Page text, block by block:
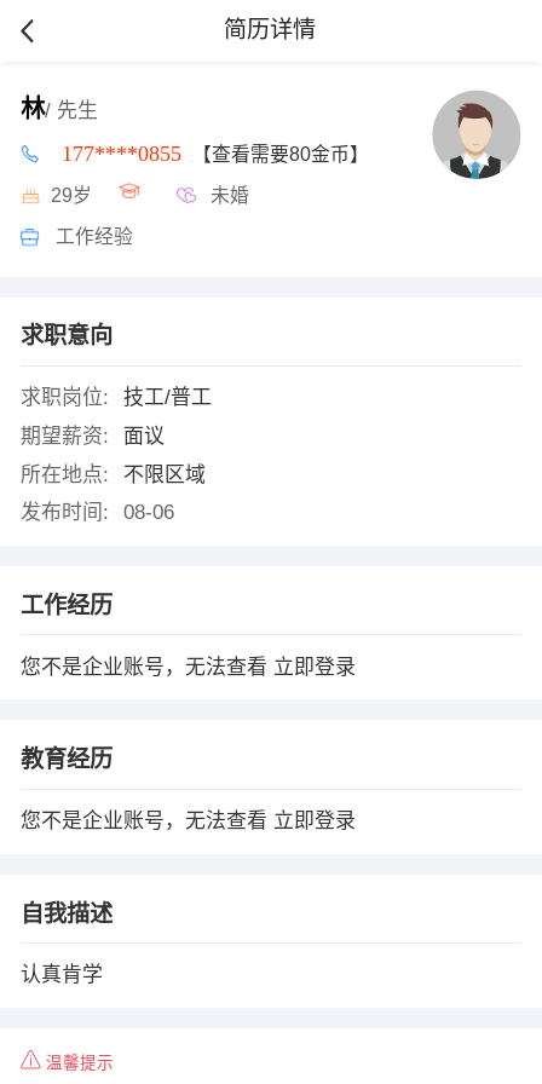
简历详情
林/ 先生
177****0855 【查看需要80金币】
29岁 未婚
工作经验
求职意向
求职岗位:
技工/普工
期望薪资:
面议
所在地点:
不限区域
发布时间:
08-06
工作经历
您不是企业账号，无法查看 立即登录
教育经历
您不是企业账号，无法查看 立即登录
自我描述
认真肯学
温馨提示